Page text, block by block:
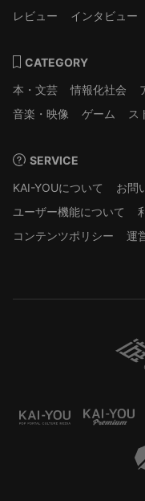
レビュー
インタビュー
CATEGORY
本・文芸
情報化社会
音楽・映像
ゲーム ス
SERVICE
KAI-YOUについて
お問
ユーザー機能について
コンテンツポリシー
運